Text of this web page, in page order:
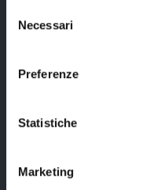
delNecessari
Preferenze
Statistiche
Marketing
all'Aurora Camp,
abbigliamento
soggiorno;
prenotazione e
assicurazione